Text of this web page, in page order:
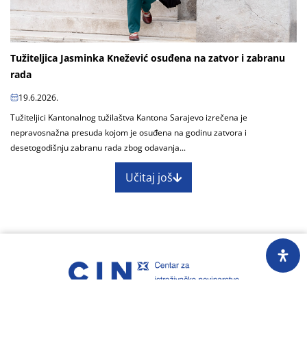
Tužiteljica Jasminka Knežević osuđena na zatvor i zabranu
rada
19.6.2026.
Tužiteljici Kantonalnog tužilaštva Kantona Sarajevo izrečena je
nepravosnažna presuda kojom je osuđena na godinu zatvora i
desetogodišnju zabranu rada zbog odavanja...
Učitaj još